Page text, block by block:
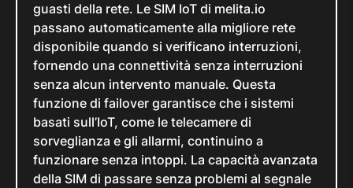
guasti della rete. Le SIM IoT di melita.io
passano automaticamente alla migliore rete
disponibile quando si verificano interruzioni,
fornendo una connettività senza interruzioni
senza alcun intervento manuale. Questa
funzione di failover garantisce che i sistemi
basati sull’IoT, come le telecamere di
sorveglianza e gli allarmi, continuino a
funzionare senza intoppi. La capacità avanzata
della SIM di passare senza problemi al segnale